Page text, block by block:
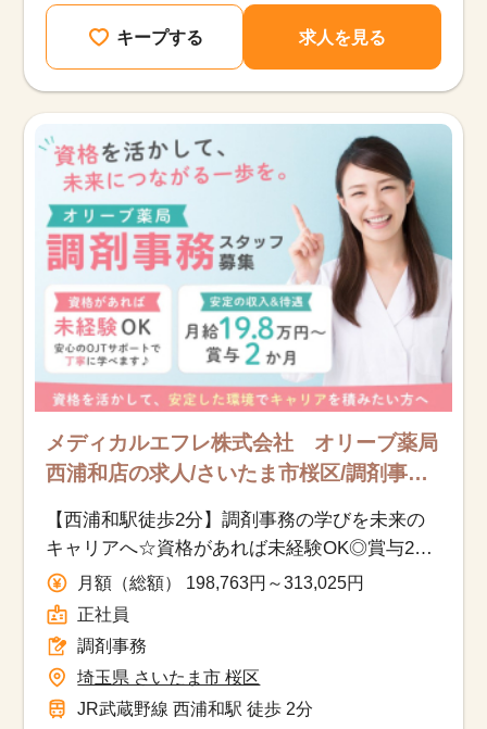
キープする 求人を見る
メディカルエフレ株式会社 オリーブ薬局
西浦和店の求人/さいたま市桜区/調剤事務/
正社員
【西浦和駅徒歩2分】調剤事務の学びを未来の
キャリアへ☆資格があれば未経験OK◎賞与2ヵ
月
月額（総額） 198,763円～313,025円
正社員
調剤事務
埼玉県 さいたま市 桜区
JR武蔵野線 西浦和駅 徒歩 2分